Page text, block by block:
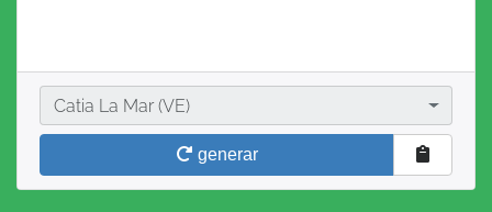
Ciudad
Catia La Mar (VE)
generar